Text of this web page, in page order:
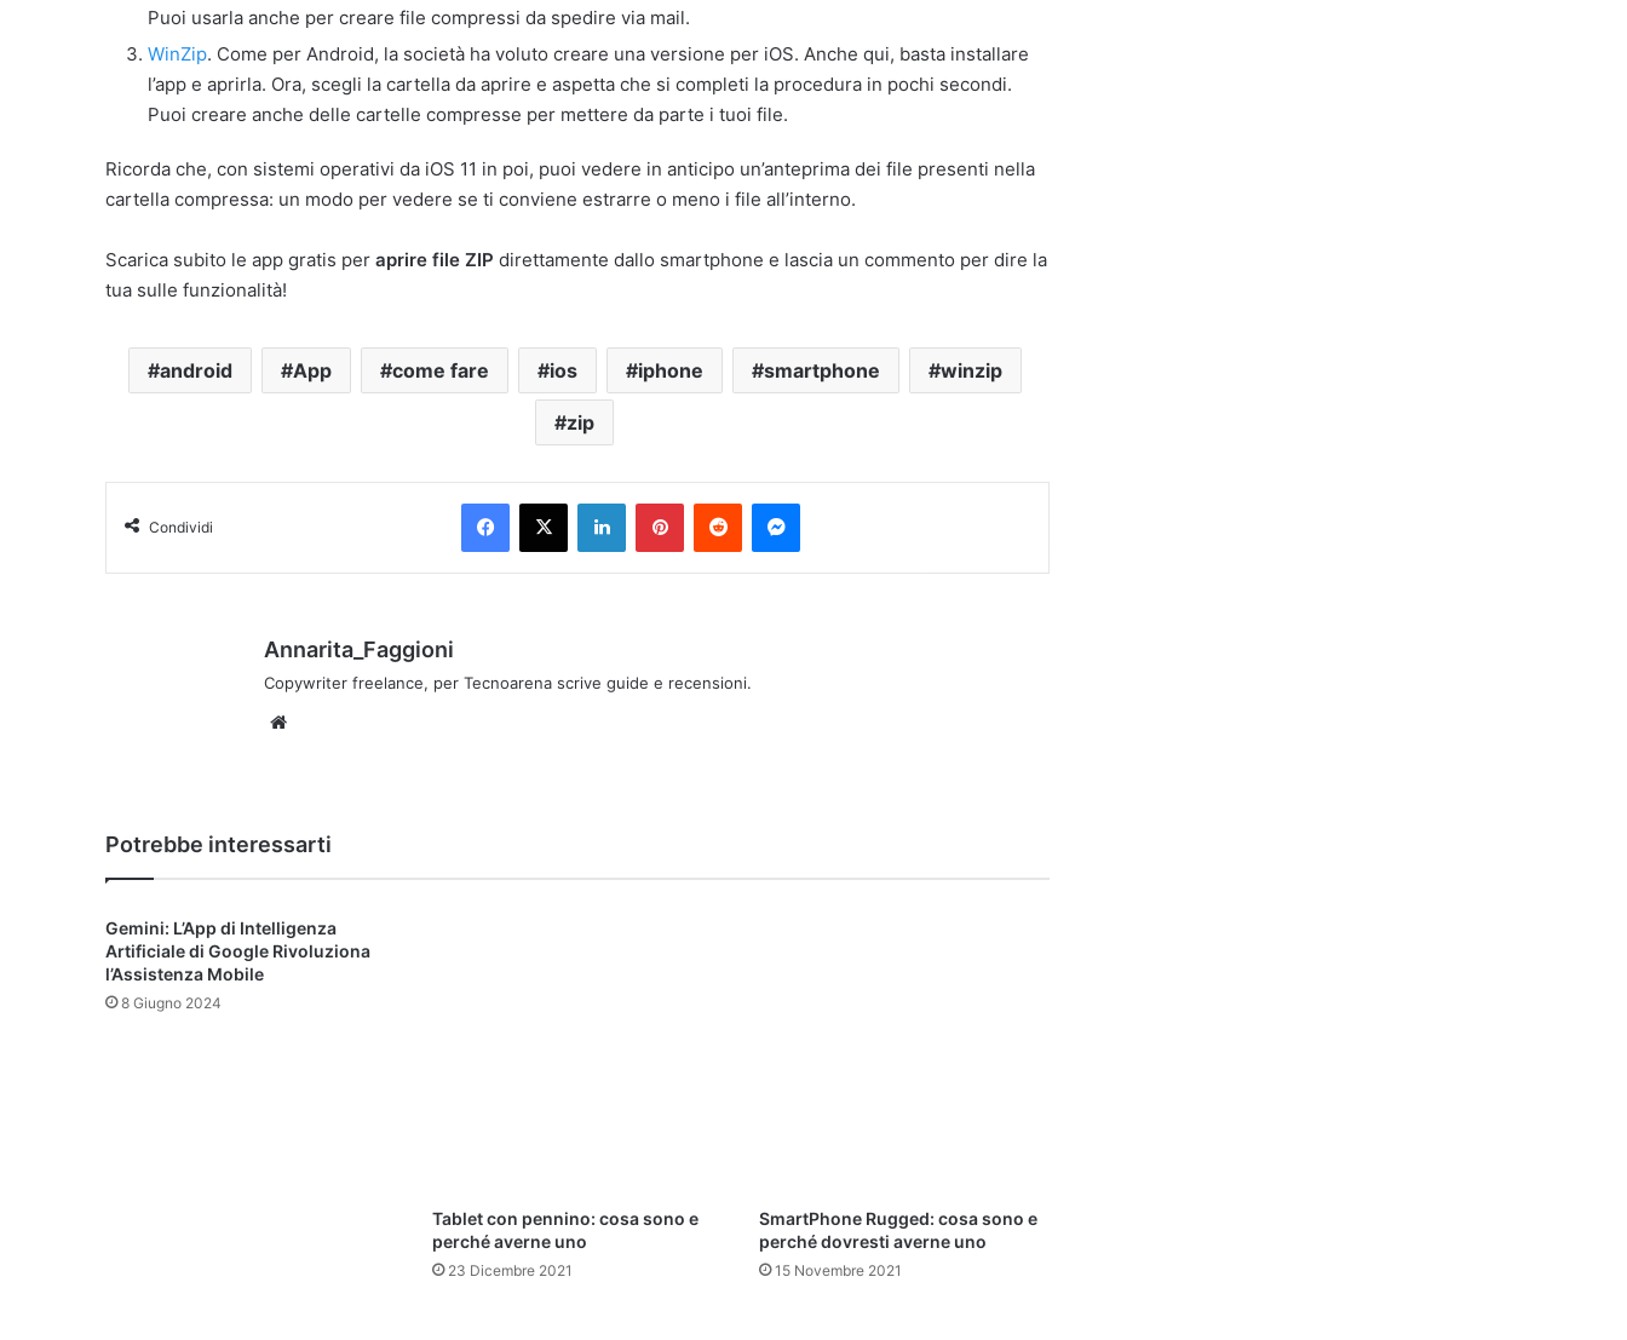
Puoi usarla anche per creare file compressi da spedire via mail.
WinZip. Come per Android, la società ha voluto creare una versione per iOS. Anche qui, basta installare
l’app e aprirla. Ora, scegli la cartella da aprire e aspetta che si completi la procedura in pochi secondi.
Puoi creare anche delle cartelle compresse per mettere da parte i tuoi file.
Ricorda che, con sistemi operativi da iOS 11 in poi, puoi vedere in anticipo un’anteprima dei file presenti nella
cartella compressa: un modo per vedere se ti conviene estrarre o meno i file all’interno.
Scarica subito le app gratis per aprire file ZIP direttamente dallo smartphone e lascia un commento per dire la
tua sulle funzionalità!
android App come fare ios iphone smartphone winzip
zip
Condividi
Annarita_Faggioni
Copywriter freelance, per Tecnoarena scrive guide e recensioni.
Potrebbe interessarti
Gemini: L’App di Intelligenza
Artificiale di Google Rivoluziona
l’Assistenza Mobile
8 Giugno 2024
Tablet con pennino: cosa sono e
perché averne uno
23 Dicembre 2021
SmartPhone Rugged: cosa sono e
perché dovresti averne uno
15 Novembre 2021